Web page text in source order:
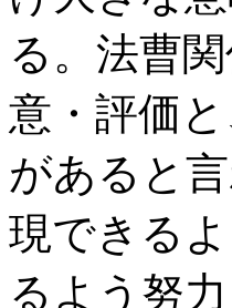
る。法曹
意・評価
があると
現できる
るよう努